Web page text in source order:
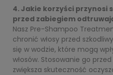
4. Jakie korzyści przynosi
przed zabiegiem
Nasz Pre-Shampoo
chronić włosy przed
się w wodzie, które mogą
włosów. Stosowanie go
zwiększa skuteczność